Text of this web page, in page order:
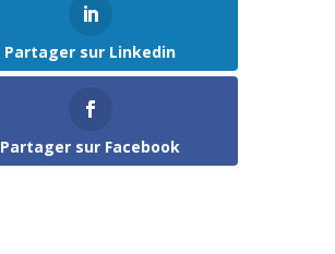
Partager sur Linkedin
Partager sur Facebook